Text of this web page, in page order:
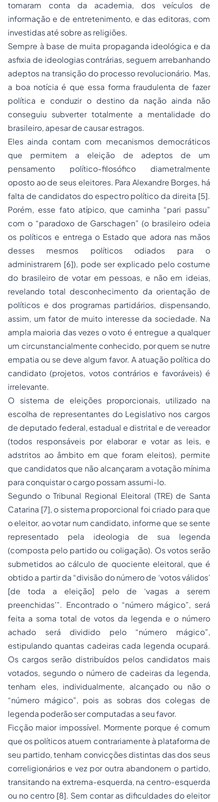
tomaram conta da academia, dos veículos de
informação e de entretenimento, e das editoras, com
investidas até sobre as religiões.
Sempre à base de muita propaganda ideológica e da
asfixia de ideologias contrárias, seguem arrebanhando
adeptos na transição do processo revolucionário. Mas,
a boa notícia é que essa forma fraudulenta de fazer
política e conduzir o destino da nação ainda não
conseguiu subverter totalmente a mentalidade do
brasileiro, apesar de causar estragos.
Eles ainda contam com mecanismos democráticos
que permitem a eleição de adeptos de um
pensamento político-filosófico diametralmente
oposto ao de seus eleitores. Para Alexandre Borges, há
falta de candidatos do espectro político da direita [5].
Porém, esse fato atípico, que caminha “pari passu”
com o “paradoxo de Garschagen” (o brasileiro odeia
os políticos e entrega o Estado que adora nas mãos
desses mesmos políticos odiados para o
administrarem [6]), pode ser explicado pelo costume
do brasileiro de votar em pessoas, e não em ideias,
revelando total desconhecimento da orientação de
políticos e dos programas partidários, dispensando,
assim, um fator de muito interesse da sociedade. Na
ampla maioria das vezes o voto é entregue a qualquer
um circunstancialmente conhecido, por quem se nutre
empatia ou se deve algum favor. A atuação política do
candidato (projetos, votos contrários e favoráveis) é
irrelevante.
O sistema de eleições proporcionais, utilizado na
escolha de representantes do Legislativo nos cargos
de deputado federal, estadual e distrital e de vereador
(todos responsáveis por elaborar e votar as leis, e
adstritos ao âmbito em que foram eleitos), permite
que candidatos que não alcançaram a votação mínima
para conquistar o cargo possam assumi-lo.
Segundo o Tribunal Regional Eleitoral (TRE) de Santa
Catarina [7], o sistema proporcional foi criado para que
o eleitor, ao votar num candidato, informe que se sente
representado pela ideologia de sua legenda
(composta pelo partido ou coligação). Os votos serão
submetidos ao cálculo de quociente eleitoral, que é
obtido a partir da “divisão do número de ‘votos válidos’
[de toda a eleição] pelo de ‘vagas a serem
preenchidas’”. Encontrado o “número mágico”, será
feita a soma total de votos da legenda e o número
achado será dividido pelo “número mágico”,
estipulando quantas cadeiras cada legenda ocupará.
Os cargos serão distribuídos pelos candidatos mais
votados, segundo o número de cadeiras da legenda,
tenham eles, individualmente, alcançado ou não o
“número mágico”, pois as sobras dos colegas de
legenda poderão ser computadas a seu favor.
Ficção maior impossível. Mormente porque é comum
que os políticos atuem contrariamente à plataforma de
seu partido, tenham convicções distintas das dos seus
correligionários e vez por outra abandonem o partido,
transitando na extrema-esquerda, na centro-esquerda
ou no centro [8]. Sem contar as dificuldades do eleitor